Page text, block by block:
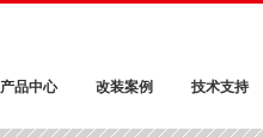
产品中心 改装案例 技术支持